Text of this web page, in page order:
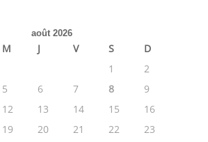
août 2026
M J V S
D
1
2
5 6 7 8
9
12 13 14 15
16
19 20 21 22
23